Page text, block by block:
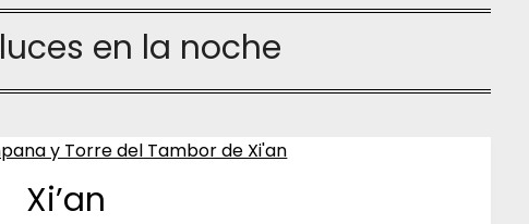
luces en la noche
Xi’an